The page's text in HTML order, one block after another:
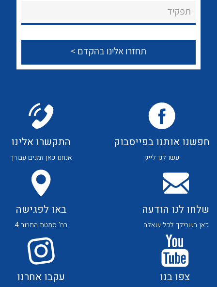
צור קשר
לכל מוצרי היצרן לכל מוצרי היצרן
תפקיד
חפשנו אותנו בפייסבוק
עשו לנו לייק
התקשרו אלינו
אנחנו כאן זמנים עבורך
שלחו לנו הודעה
כאן בשבילך לכל שאלה
באו לפגישה
רח' סמטת התבור 4
צפו בנו עקבו אחרנו